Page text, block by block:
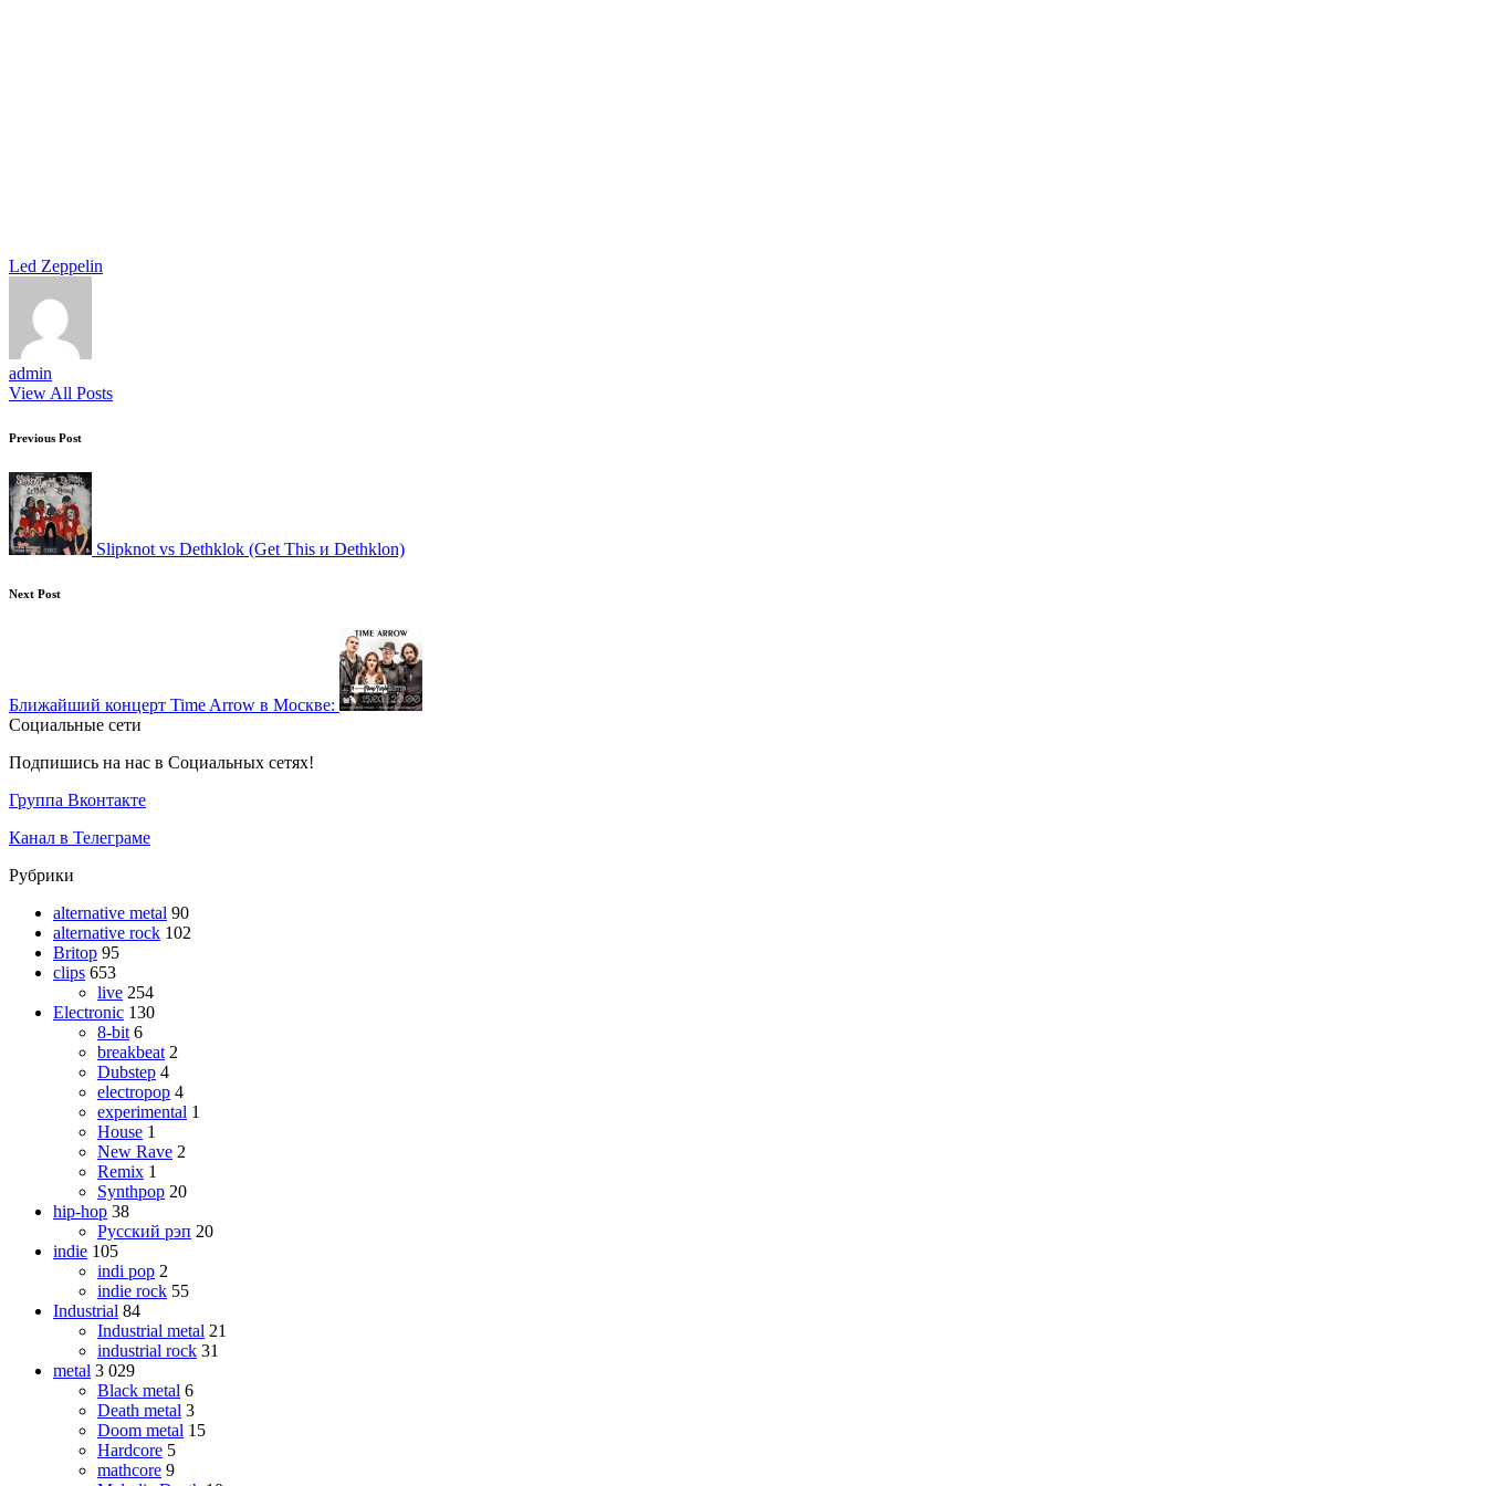
Tags:
Led Zeppelin
admin
View All Posts
Post
navigation
Previous Post
Slipknot vs Dethklok (Get This и Dethklon)
Next Post
Ближайший концерт Time Arrow в Москве:
Социальные сети
Подпишись на нас в Социальных сетях!
Группа Вконтакте
Канал в Телеграме
Рубрики
alternative metal 90
alternative rock 102
Britop 95
clips 653
live 254
Electronic 130
8-bit 6
breakbeat 2
Dubstep 4
electropop 4
experimental 1
House 1
New Rave 2
Remix 1
Synthpop 20
hip-hop 38
Русский рэп 20
indie 105
indi pop 2
indie rock 55
Industrial 84
Industrial metal 21
industrial rock 31
metal 3 029
Black metal 6
Death metal 3
Doom metal 15
Hardcore 5
mathcore 9